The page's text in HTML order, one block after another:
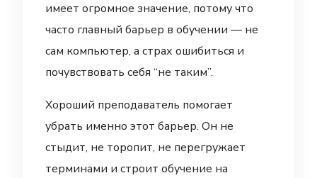
имеет огромное значение, потому что
часто главный барьер в обучении — не
сам компьютер, а страх ошибиться и
почувствовать себя “не таким”.
Хороший преподаватель помогает
убрать именно этот барьер. Он не
стыдит, не торопит, не перегружает
терминами и строит обучение на